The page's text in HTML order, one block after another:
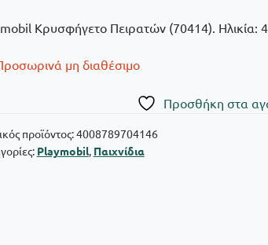
Κρυσφήγετο Πειρατών (70414). Ηλικία:
μη διαθέσιμο
Πρoσθήκη στα
προϊόντος:4008789704146
Playmobil, Παιχνίδια